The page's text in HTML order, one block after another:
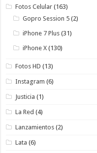
Fotos Celular (163)
Gopro Session 5 (2)
iPhone 7 Plus (31)
iPhone X (130)
Fotos HD (13)
Instagram (6)
Justicia (1)
La Red (4)
Lanzamientos (2)
Lata (6)